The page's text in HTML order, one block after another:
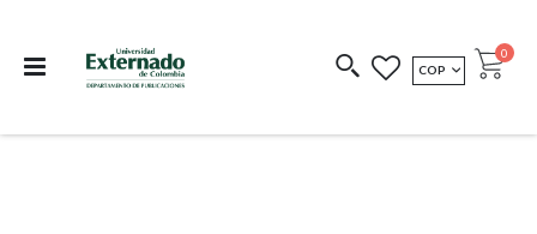
COEDICIONES REDIMIR CÓDIGO
MONEDA
COP Cart
0